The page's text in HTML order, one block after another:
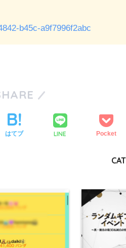
b45c-a9f7996f2abc
はてブ LINE Pocket